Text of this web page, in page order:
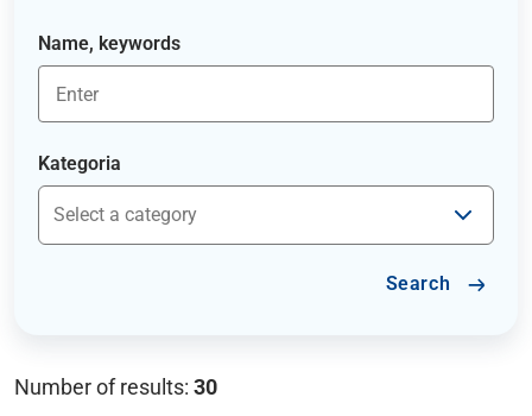
Name, keywords
Kategoria
Search
Number of results: 30